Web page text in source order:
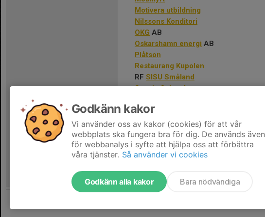
Motivera utbildning
Nilssons Konditori
OKG AB
Oskarshamn energi AB
Plåtson
Restaurang Kupolen
RF SISU Småland
Scania Oskarshamn
TSG
Tornedals arbetsmiljö
XL Bygg
Godkänn kakor
Vi använder oss av kakor (cookies) för att vår
webbplats ska fungera bra för dig. De används även
för webbanalys i syfte att hjälpa oss att förbättra
våra tjänster. Så använder vi cookies
Godkänn alla kakor Bara nödvändiga